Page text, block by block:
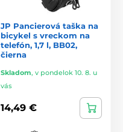
JP Pancierová taška na
bicykel s vreckom na
telefón, 1,7 l, BB02,
čierna
Skladom, v pondelok 10. 8. u
vás
14,49 €